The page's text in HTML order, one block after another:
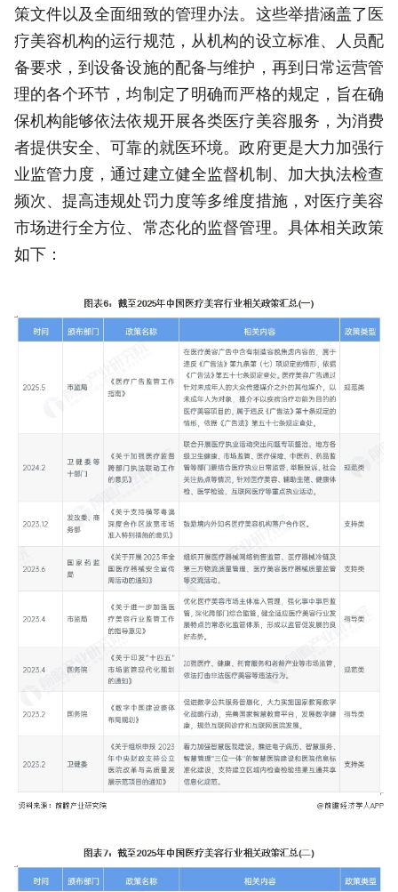
策文件以及全面细致的管理办法。这些举措涵盖了医
疗美容机构的运行规范，从机构的设立标准、人员配
备要求，到设备设施的配备与维护，再到日常运营管
理的各个环节，均制定了明确而严格的规定，旨在确
保机构能够依法依规开展各类医疗美容服务，为消费
者提供安全、可靠的就医环境。政府更是大力加强行
业监管力度，通过建立健全监督机制、加大执法检查
频次、提高违规处罚力度等多维度措施，对医疗美容
市场进行全方位、常态化的监督管理。具体相关政策
如下：